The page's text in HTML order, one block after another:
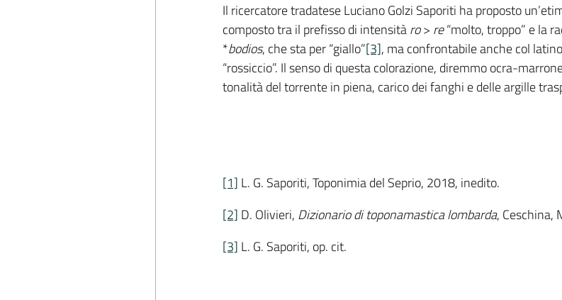
Il ricercatore tradatese Luciano Golzi Saporiti ha proposto
composto tra il prefisso di intensitàro> re“molto, troppo” e la
*bodios, che sta per “giallo”[3], ma confrontabile anche col latino
“rossiccio”. Il senso di questa colorazione, diremmo ocra-
tonalità del torrente in piena, carico dei fanghi e delle argille
[1] L. G. Saporiti, Toponimia del Seprio, 2018, inedito.
[2] D. Olivieri, Dizionario di toponamastica lombarda, Ceschina,
[3] L. G. Saporiti, op. cit.